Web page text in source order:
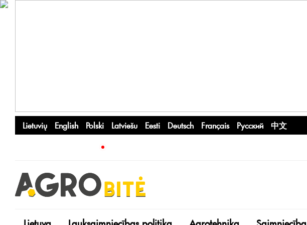
Lietuvių English Polski Latviešu Eesti Deutsch Français Русский 中文